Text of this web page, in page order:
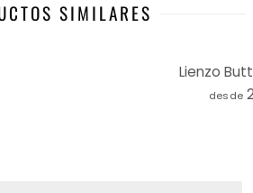
SIMILARES
Lienzo
desde